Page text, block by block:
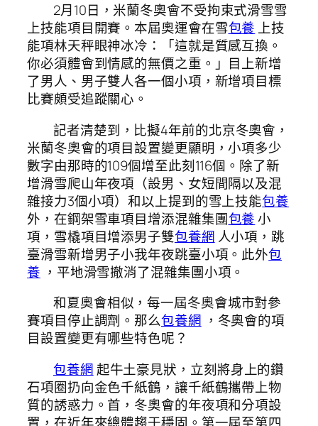
2月10日，米蘭冬奧會不受拘束式滑雪雪
上技能項目開賽。本屆奧運會在雪包養 上技
能項林天秤眼神冰冷：「這就是質感互換。
你必須體會到情感的無價之重。」目上新增
了男人、男子雙人各一個小項，新增項目標
比賽頗受追蹤關心。
記者清楚到，比擬4年前的北京冬奧會，
米蘭冬奧會的項目設置變更顯明，小項多少
數字由那時的109個增至此刻116個。除了新
增滑雪爬山年夜項（設男、女短間隔以及混
雜接力3個小項）和以上提到的雪上技能包養
外，在鋼架雪車項目增添混雜集團包養小
項，雪橇項目增添男子雙包養網 人小項，跳
臺滑雪新增男子小我年夜跳臺小項。此外包
養 ，平地滑雪撤消了混雜集團小項。
和夏奧會相似，每一屆冬奧會城市對參
賽項目停止調劑。那么包養網 ，冬奧會的項
目設置變更有哪些特色呢？
包養網起牛土豪見狀，立刻將身上的鑽
石項圈扔向金色千紙鶴，讓千紙鶴攜帶上物
質的誘惑力。首，冬奧會的年夜項和分項設